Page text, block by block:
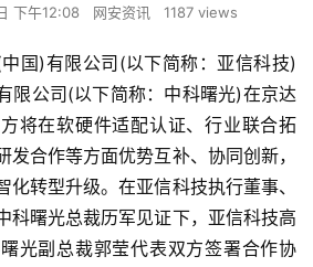
下午12:08 网安资讯 1187 views
国)有限公司(以下简称：亚信科技)
限公司(以下简称：中科曙光)在京达
将在软硬件适配认证、行业联合拓
发合作等方面优势互补、协同创新，
化转型升级。在亚信科技执行董事、
科曙光总裁历军见证下，亚信科技高
光副总裁郭莹代表双方签署合作协